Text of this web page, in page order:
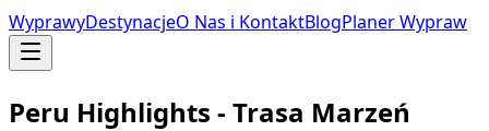
WyprawyDestynacjeO Nas i KontaktBlogPlaner Wypraw
Peru Highlights - Trasa Marzeń